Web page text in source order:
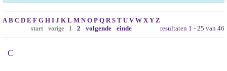
A B C D E F G H I J K L M N O P Q R S T U V W X Y Z
resultaten 1 - 25 van 46
start vorige 1 2 volgende einde
C